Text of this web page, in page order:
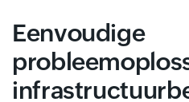
Eenvoudige